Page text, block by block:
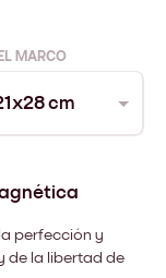
MARCO
cm
perfección y
de la libertad de